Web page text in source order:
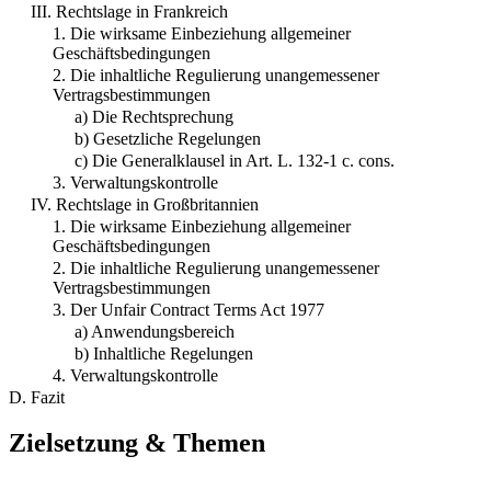
III. Rechtslage in Frankreich
1. Die wirksame Einbeziehung allgemeiner
Geschäftsbedingungen
2. Die inhaltliche Regulierung unangemessener
Vertragsbestimmungen
a) Die Rechtsprechung
b) Gesetzliche Regelungen
c) Die Generalklausel in Art. L. 132-1 c. cons.
3. Verwaltungskontrolle
IV. Rechtslage in Großbritannien
1. Die wirksame Einbeziehung allgemeiner
Geschäftsbedingungen
2. Die inhaltliche Regulierung unangemessener
Vertragsbestimmungen
3. Der Unfair Contract Terms Act 1977
a) Anwendungsbereich
b) Inhaltliche Regelungen
4. Verwaltungskontrolle
D. Fazit
Zielsetzung & Themen